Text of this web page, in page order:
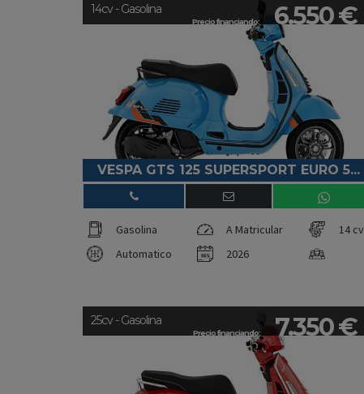
Precio financiando: 6.550 €
14cv - Gasolina
VESPA GTS 125 SUPERSPORT EURO 5...
Gasolina A Matricular
14 cv
Automatico
2026
Precio financiando: 7.350 €
25cv - Gasolina